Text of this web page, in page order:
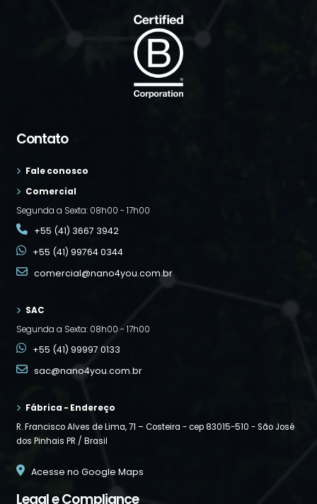
Contato
Fale conosco
Comercial
Segunda a Sexta: 08h00 - 17h00
+55 (41) 3667 3942
+55 (41) 99764 0344
comercial@nano4you.com.br
SAC
Segunda a Sexta: 08h00 - 17h00
+55 (41) 99997 0133
sac@nano4you.com.br
Fábrica - Endereço
R. Francisco Alves de Lima, 71 – Costeira - cep 83015-510 -São José
dos Pinhais PR / Brasil
Acesse no Google Maps
Legal e Compliance